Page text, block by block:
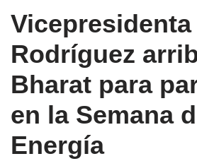
Vicepresidenta
Rodríguez
Bharat para
en la Semana
Energía